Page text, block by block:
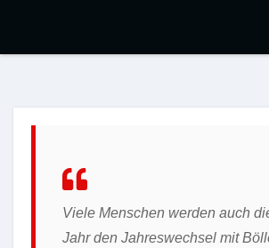
Viele Menschen werden auch
Jahr den Jahreswechsel mit